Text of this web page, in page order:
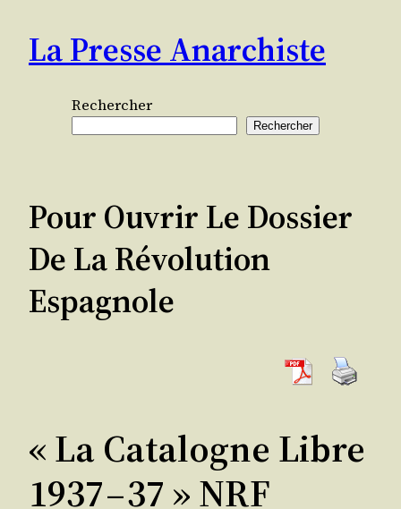
contenu
La Presse Anarchiste
Rechercher
Rechercher
Pour Ouvrir Le Dossier
De La Révolution
Espagnole
« La Catalogne Libre
1937 – 37 » NRF